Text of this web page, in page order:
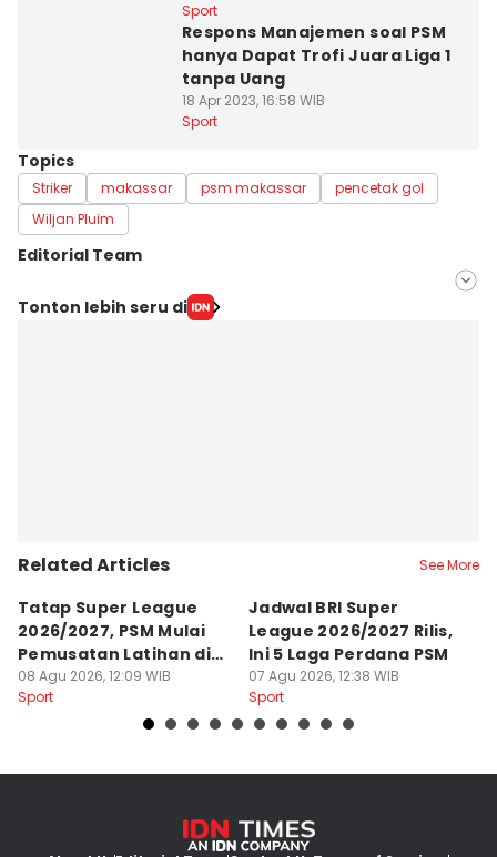
Sport
Respons Manajemen soal PSM
hanya Dapat Trofi Juara Liga 1
tanpa Uang
18 Apr 2023, 16:58 WIB
Sport
Topics
Striker makassar psm makassar
pencetak gol
Wiljan Pluim
Editorial Team
Editor
Tonton lebih seru di
Related Articles See More
Tatap Super League
2026/2027, PSM Mulai
Pemusatan Latihan di
Jogja
08 Agu 2026, 12:09 WIB
Sport
Jadwal BRI Super
League 2026/2027 Rilis,
Ini 5 Laga Perdana PSM
07 Agu 2026, 12:38 WIB
Sport